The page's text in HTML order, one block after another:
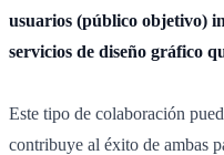
usuarios (público objetivo)
servicios de diseño gráfico
Este tipo de colaboración
contribuye al éxito de ambas